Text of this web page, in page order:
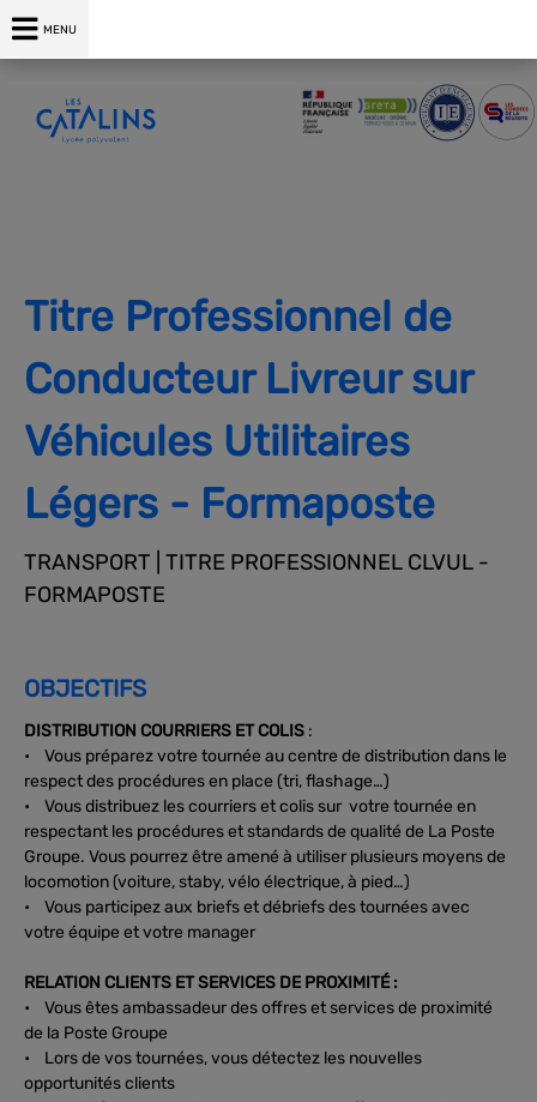
MENU
Titre Professionnel de
Conducteur Livreur sur
Véhicules Utilitaires
Légers - Formaposte
TRANSPORT | TITRE PROFESSIONNEL CLVUL -
FORMAPOSTE
OBJECTIFS
DISTRIBUTION COURRIERS ET COLIS :
• Vous préparez votre tournée au centre de distribution dans le
respect des procédures en place (tri, flashage…)
• Vous distribuez les courriers et colis sur votre tournée en
respectant les procédures et standards de qualité de La Poste
Groupe. Vous pourrez être amené à utiliser plusieurs moyens de
locomotion (voiture, staby, vélo électrique, à pied…)
• Vous participez aux briefs et débriefs des tournées avec
votre équipe et votre manager
RELATION CLIENTS ET SERVICES DE PROXIMITÉ :
• Vous êtes ambassadeur des offres et services de proximité
de la Poste Groupe
• Lors de vos tournées, vous détectez les nouvelles
opportunités clients